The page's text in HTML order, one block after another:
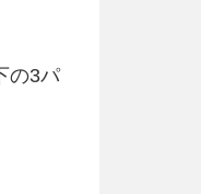
の3パ